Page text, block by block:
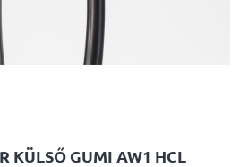
KÜLSŐ GUMI AW1 HCL